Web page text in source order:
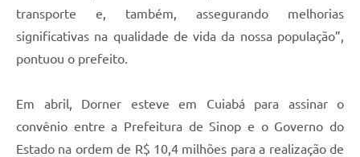
transporte e, também, assegurando melhorias
significativas na qualidade de vida da nossa população”,
pontuou o prefeito.
Em abril, Dorner esteve em Cuiabá para assinar o
convênio entre a Prefeitura de Sinop e o Governo do
Estado na ordem de R$ 10,4 milhões para a realização de